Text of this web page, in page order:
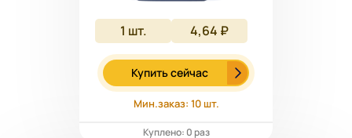
1 шт. 4,64 ₽
Купить сейчас
Мин.заказ: 10 шт.
Куплено: 0 раз